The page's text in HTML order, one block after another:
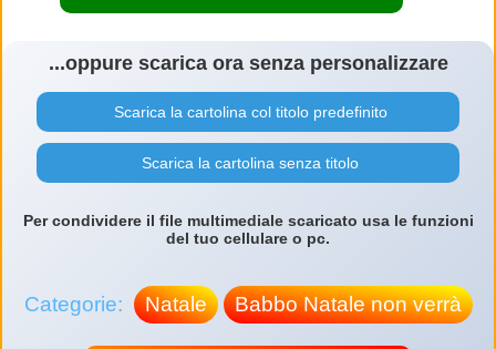
...oppure scarica ora senza personalizzare
Scarica la cartolina col titolo predefinito
Scarica la cartolina senza titolo
Per condividere il file multimediale scaricato usa le funzioni
del tuo cellulare o pc.
Categorie: Natale Babbo Natale non verrà